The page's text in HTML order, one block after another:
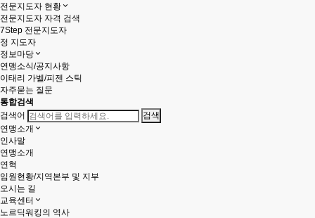
전문지도자 현황
전문지도자 자격 검색
7Step 전문지도자
정 지도자
정보마당
연맹소식/공지사항
이태리 가벨/피젠 스틱
자주묻는 질문
통합검색
검색어
연맹소개
인사말
연맹소개
연혁
임원현황/지역본부 및 지부
오시는 길
교육센터
노르딕워킹의 역사